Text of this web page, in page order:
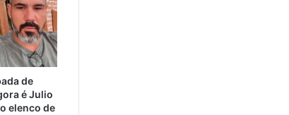
de
é Julio
elenco de